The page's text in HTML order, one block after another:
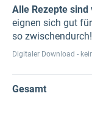
Alle Rezepte
eignen sich gut
so zwischendurch!
Digitaler Download -
Gesamt